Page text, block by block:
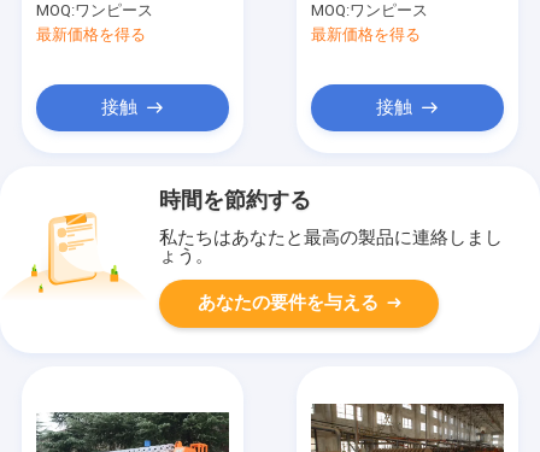
MOQ:ワンピース
最新価格を得る
接触
ー版の沈積物の排水
MOQ:ワンピース
最新価格を得る
接触
時間を節約する
私たちはあなたと最高の製品に連絡しまし
ょう。
あなたの要件を与える